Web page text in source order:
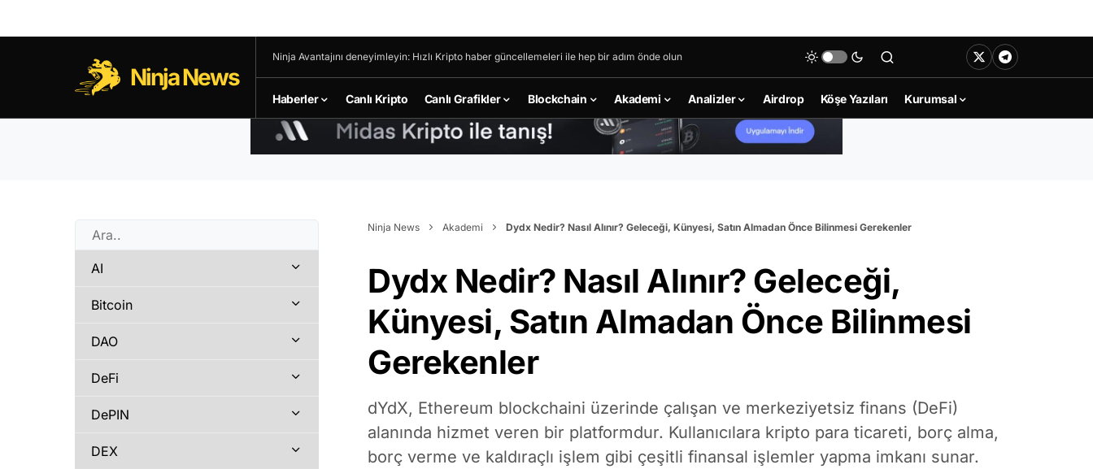
Ninja News
Ninja Avantajını deneyimleyin: Hızlı Kripto haber güncellemeleri ile hep bir adım önde olun
Haberler Canlı Kripto Canlı Grafikler Blockchain Akademi Analizler Airdrop Köşe Yazıları Kurumsal
Ninja News Akademi Dydx Nedir? Nasıl Alınır? Geleceği, Künyesi, Satın Almadan Önce Bilinmesi Gerekenler
Dydx Nedir? Nasıl Alınır? Geleceği,
Künyesi, Satın Almadan Önce Bilinmesi
Gerekenler
dYdX, Ethereum blockchaini üzerinde çalışan ve merkeziyetsiz finans (DeFi)
alanında hizmet veren bir platformdur. Kullanıcılara kripto para ticareti, borç alma,
borç verme ve kaldıraçlı işlem gibi çeşitli finansal işlemler yapma imkanı sunar.
AI
Bitcoin
DAO
DeFi
DePIN
DEX